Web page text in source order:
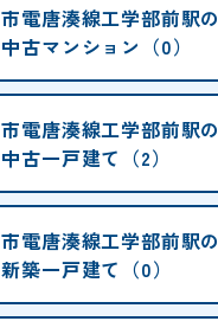
市電唐湊線工学部前駅の
中古マンション（0）
市電唐湊線工学部前駅の
中古一戸建て（2）
市電唐湊線工学部前駅の
新築一戸建て（0）